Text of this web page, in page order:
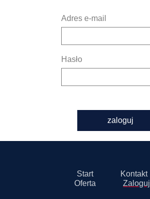
Adres e-mail
Hasło
zaloguj
Start
Kontakt
Oferta
Zaloguj